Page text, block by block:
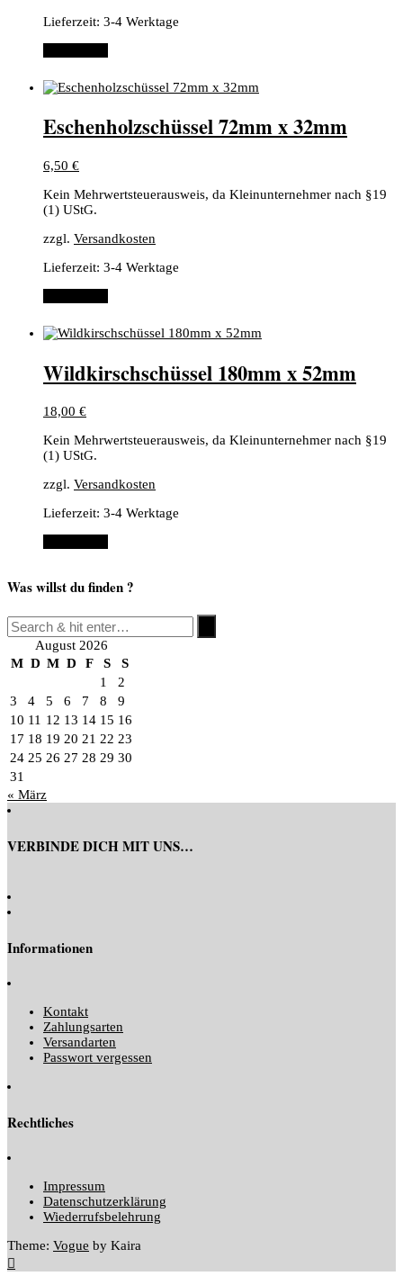
Lieferzeit: 3-4 Werktage
Eschenholzschüssel 72mm x 32mm
6,50 €
Kein Mehrwertsteuerausweis, da Kleinunternehmer nach §19
(1) UStG.
zzgl. Versandkosten
Lieferzeit: 3-4 Werktage
Wildkirschschüssel 180mm x 52mm
18,00 €
Kein Mehrwertsteuerausweis, da Kleinunternehmer nach §19
(1) UStG.
zzgl. Versandkosten
Lieferzeit: 3-4 Werktage
Was willst du finden ?
August 2026
M D M D F S
S
1
2
3
4 5 6 7 8
9
10 11 12 13 14 15 16
17 18 19 20 21 22 23
24 25 26 27 28 29 30
31
« März
VERBINDE DICH MIT UNS…
Informationen
Kontakt
Zahlungsarten
Versandarten
Passwort vergessen
Rechtliches
Impressum
Datenschutzerklärung
Wiederrufsbelehrung
Theme: Vogue by Kaira